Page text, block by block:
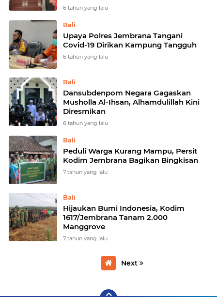
6 tahun yang lalu
Bali
Upaya Polres Jembrana Tangani
Covid-19 Dirikan Kampung Tangguh
6 tahun yang lalu
Bali
Dansubdenpom Negara Gagaskan
Musholla Al-Ihsan, Alhamdulillah Kini
Diresmikan
6 tahun yang lalu
Bali
Peduli Warga Kurang Mampu, Persit
Kodim Jembrana Bagikan Bingkisan
7 tahun yang lalu
Bali
Hijaukan Bumi Indonesia, Kodim
1617/Jembrana Tanam 2.000
Manggrove
7 tahun yang lalu
Next